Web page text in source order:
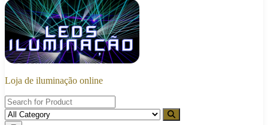
Loja de iluminação online